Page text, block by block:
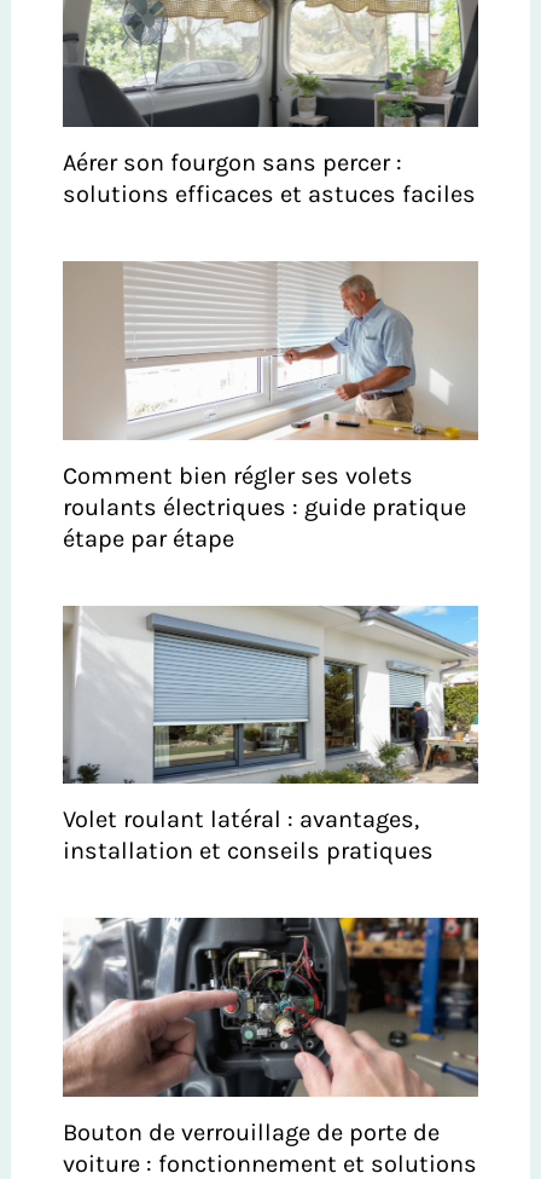
Aérer son fourgon sans percer :
solutions efficaces et astuces faciles
Comment bien régler ses volets
roulants électriques : guide pratique
étape par étape
Volet roulant latéral : avantages,
installation et conseils pratiques
Bouton de verrouillage de porte de
voiture : fonctionnement et solutions